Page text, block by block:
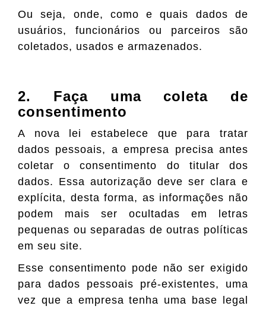
Ou seja, onde, como e quais dados de
usuários, funcionários ou parceiros são
coletados, usados e armazenados.
2. Faça uma coleta de
consentimento
A nova lei estabelece que para tratar
dados pessoais, a empresa precisa antes
coletar o consentimento do titular dos
dados. Essa autorização deve ser clara e
explícita, desta forma, as informações não
podem mais ser ocultadas em letras
pequenas ou separadas de outras políticas
em seu site.
Esse consentimento pode não ser exigido
para dados pessoais pré-existentes, uma
vez que a empresa tenha uma base legal